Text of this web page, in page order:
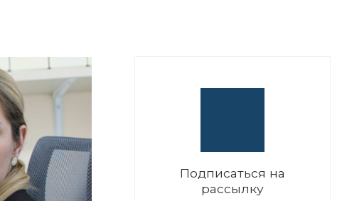
Подписаться на
рассылку